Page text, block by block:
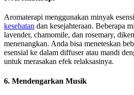
Aromaterapi menggunakan minyak
kesehatan dan kesejahteraan. Beberapa
lavender, chamomile, dan rosemary,
menenangkan. Anda bisa meneteskan
esensial ke dalam diffuser atau mandi
untuk merasakan efek relaksasinya.
6. Mendengarkan Musik